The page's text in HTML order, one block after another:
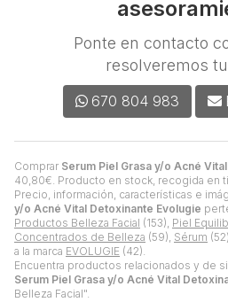
Comprar Serum Piel Grasa y/o Acné
40,80€. Producto en stock, recogida en
Precio, información, características e
y/o Acné Vital Detoxinante Evolugie
Productos Belleza Facial (153), Piel
Concentrados de Belleza (59), Sérum
a la marca EVOLUGIE (42).
Encuentra productos relacionados y de
Serum Piel Grasa y/o Acné Vital
Belleza Facial".
Ponte en contacto
resolveremos
670 804 983